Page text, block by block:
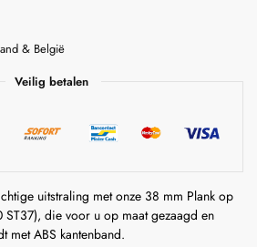
& België
Veilig betalen
uitstraling met onze 38 mm Plank op
ST37), die voor u op maat gezaagd en
met ABS kantenband.